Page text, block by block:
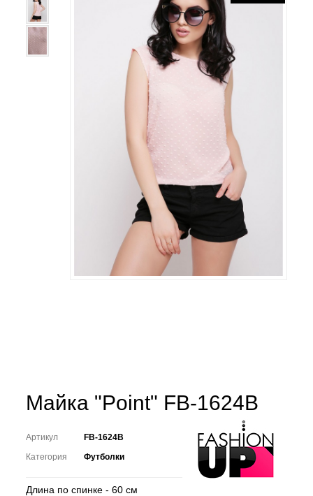
Майка "Point" FB-1624B
Артикул
FB-1624B
Категория
Футболки
Длина по спинке - 60 см